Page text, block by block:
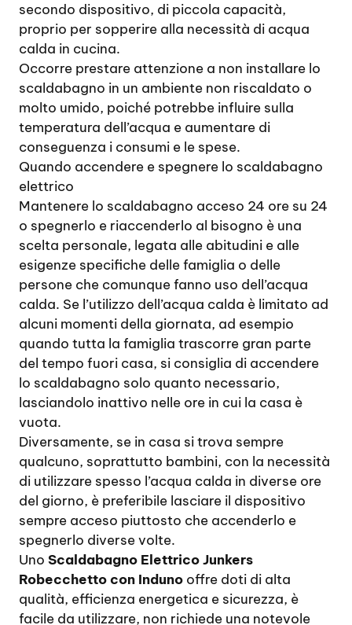
secondo dispositivo, di piccola capacità,
proprio per sopperire alla necessità di acqua
calda in cucina.
Occorre prestare attenzione a non installare lo
scaldabagno in un ambiente non riscaldato o
molto umido, poiché potrebbe influire sulla
temperatura dell’acqua e aumentare di
conseguenza i consumi e le spese.
Quando accendere e spegnere lo scaldabagno
elettrico
Mantenere lo scaldabagno acceso 24 ore su 24
o spegnerlo e riaccenderlo al bisogno è una
scelta personale, legata alle abitudini e alle
esigenze specifiche delle famiglia o delle
persone che comunque fanno uso dell’acqua
calda. Se l’utilizzo dell’acqua calda è limitato ad
alcuni momenti della giornata, ad esempio
quando tutta la famiglia trascorre gran parte
del tempo fuori casa, si consiglia di accendere
lo scaldabagno solo quanto necessario,
lasciandolo inattivo nelle ore in cui la casa è
vuota.
Diversamente, se in casa si trova sempre
qualcuno, soprattutto bambini, con la necessità
di utilizzare spesso l’acqua calda in diverse ore
del giorno, è preferibile lasciare il dispositivo
sempre acceso piuttosto che accenderlo e
spegnerlo diverse volte.
Uno Scaldabagno Elettrico Junkers
Robecchetto con Induno offre doti di alta
qualità, efficienza energetica e sicurezza, è
facile da utilizzare, non richiede una notevole